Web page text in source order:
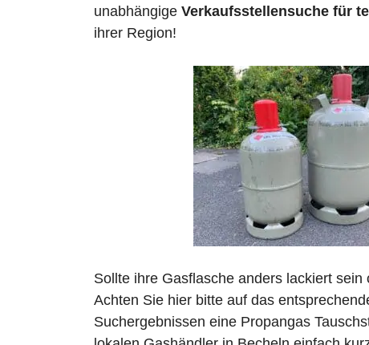
unabhängige Verkaufsstellensuche für
ihrer Region!
Sollte ihre Gasflasche anders lackiert
Achten Sie hier bitte auf das
Suchergebnissen eine Propangas